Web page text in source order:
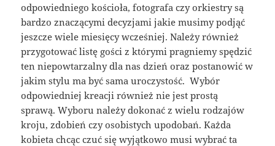
odpowiedniego kościoła, fotografa czy orkiestry są
bardzo znaczącymi decyzjami jakie musimy podjąć
jeszcze wiele miesięcy wcześniej. Należy również
przygotować listę gości z którymi pragniemy spędzić
ten niepowtarzalny dla nas dzień oraz postanowić w
jakim stylu ma być sama uroczystość. Wybór
odpowiedniej kreacji również nie jest prostą
sprawą. Wyboru należy dokonać z wielu rodzajów
kroju, zdobień czy osobistych upodobań. Każda
kobieta chcąc czuć się wyjątkowo musi wybrać ta